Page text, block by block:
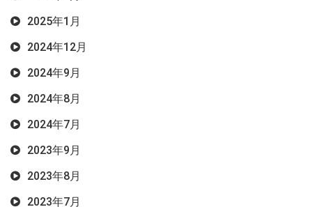
2025年1月
2024年12月
2024年9月
2024年8月
2024年7月
2023年9月
2023年8月
2023年7月